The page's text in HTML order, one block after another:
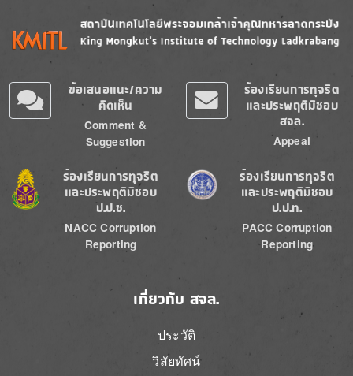
Image
ข้อเสนอแนะ/ความ
คิดเห็น
Comment &
Suggestion
ร้องเรียนการทุจริต
และประพฤติมิชอบ
สจล.
Appeal
Image
ร้องเรียนการทุจริต
และประพฤติมิชอบ
ป.ป.ช.
NACC Corruption
Reporting
Image
ร้องเรียนการทุจริต
และประพฤติมิชอบ
ป.ป.ท.
PACC Corruption
Reporting
เกี่ยวกับ สจล.
ประวัติ
วิสัยทัศน์